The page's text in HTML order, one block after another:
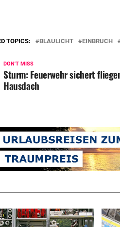
TOPICS: BLAULICHT EINBRUCH
DON'T MISS
Sturm: Feuerwehr sichert
Hausdach